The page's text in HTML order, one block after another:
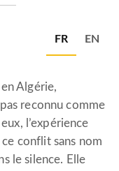
FR EN
en Algérie,
reconnu comme
l’expérience
conflit sans nom
le silence. Elle